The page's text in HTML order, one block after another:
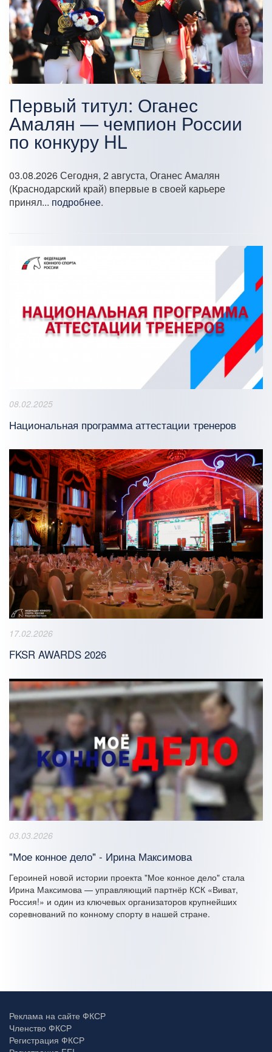
Первый титул: Оганес
Амалян — чемпион России
по конкуру HL
03.08.2026Сегодня, 2 августа, Оганес Амалян
(Краснодарский край) впервые в своей карьере
принял... подробнее.
08.02.2025
Национальная программа аттестации тренеров
17.02.2026
FKSR AWARDS 2026
03.03.2026
"Мое конное дело" - Ирина Максимова
Героиней новой истории проекта "Мое конное дело" стала
Ирина Максимова — управляющий партнёр КСК «Виват,
Россия!» и один из ключевых организаторов крупнейших
соревнований по конному спорту в нашей стране.
Реклама на сайте ФКСР
Членство ФКСР
Регистрация ФКСР